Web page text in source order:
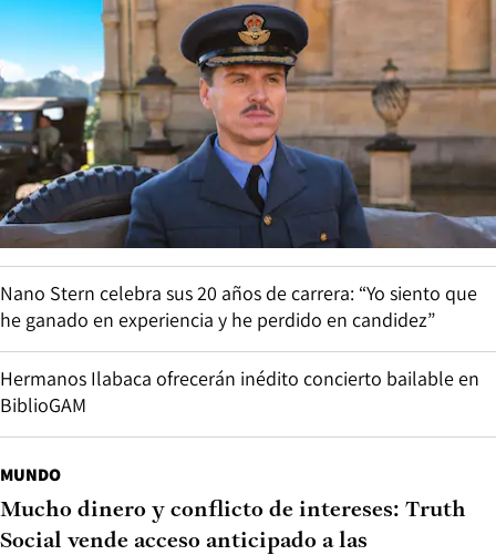
Nano Stern celebra sus 20 años de carrera: “Yo siento que
he ganado en experiencia y he perdido en candidez”
Hermanos Ilabaca ofrecerán inédito concierto bailable en
BiblioGAM
MUNDO
Mucho dinero y conflicto de intereses: Truth
Social vende acceso anticipado a las